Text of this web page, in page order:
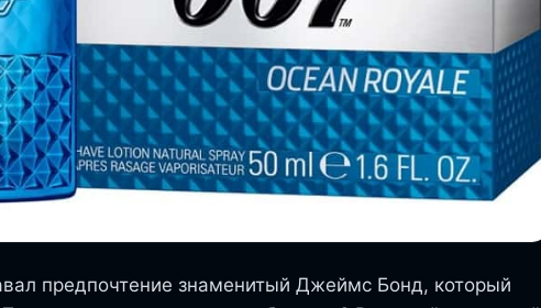
предпочтение знаменитый Джеймс Бонд, который